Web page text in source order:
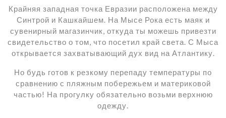
Крайняя западная точка Евразии расположена между
Синтрой и Кашкайшем. На Мысе Рока есть маяк и
сувенирный магазинчик, откуда ты можешь привезти
свидетельство о том, что посетил край света. С Мыса
открывается захватывающий дух вид на Атлантику.
Но будь готов к резкому перепаду температуры по
сравнению с пляжным побережьем и материковой
частью! На прогулку обязательно возьми верхнюю
одежду.